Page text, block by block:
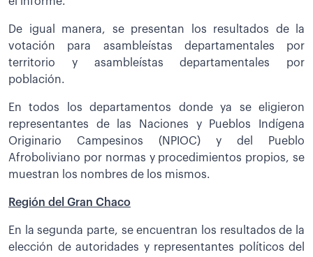
De igual manera, se presentan los resultados de la
votación para asambleístas departamentales por
territorio y asambleístas departamentales por
población.
En todos los departamentos donde ya se eligieron
representantes de las Naciones y Pueblos Indígena
Originario Campesinos (NPIOC) y del Pueblo
Afroboliviano por normas y procedimientos propios, se
muestran los nombres de los mismos.
Región del Gran Chaco
En la segunda parte, se encuentran los resultados de la
elección de autoridades y representantes políticos del